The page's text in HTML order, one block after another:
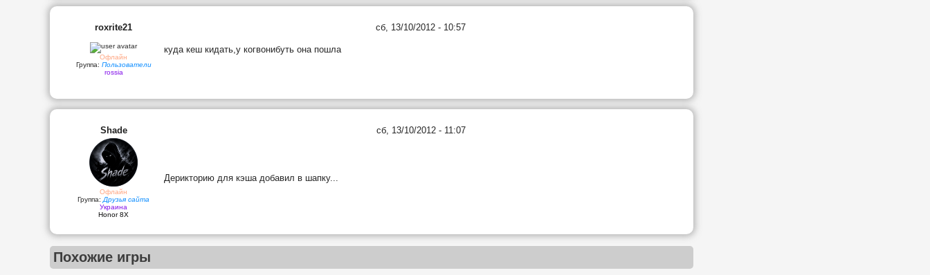
roxrite21 сб, 13/10/2012 - 10:57
Офлайн
Группа: Пользователи
rossia
куда кеш кидать,у когвонибуть она пошла
Shade сб, 13/10/2012 - 11:07
Офлайн
Группа:Друзья сайта
Украина
Honor 8X
Дерикторию для кэша добавил в шапку...
Похожие игры